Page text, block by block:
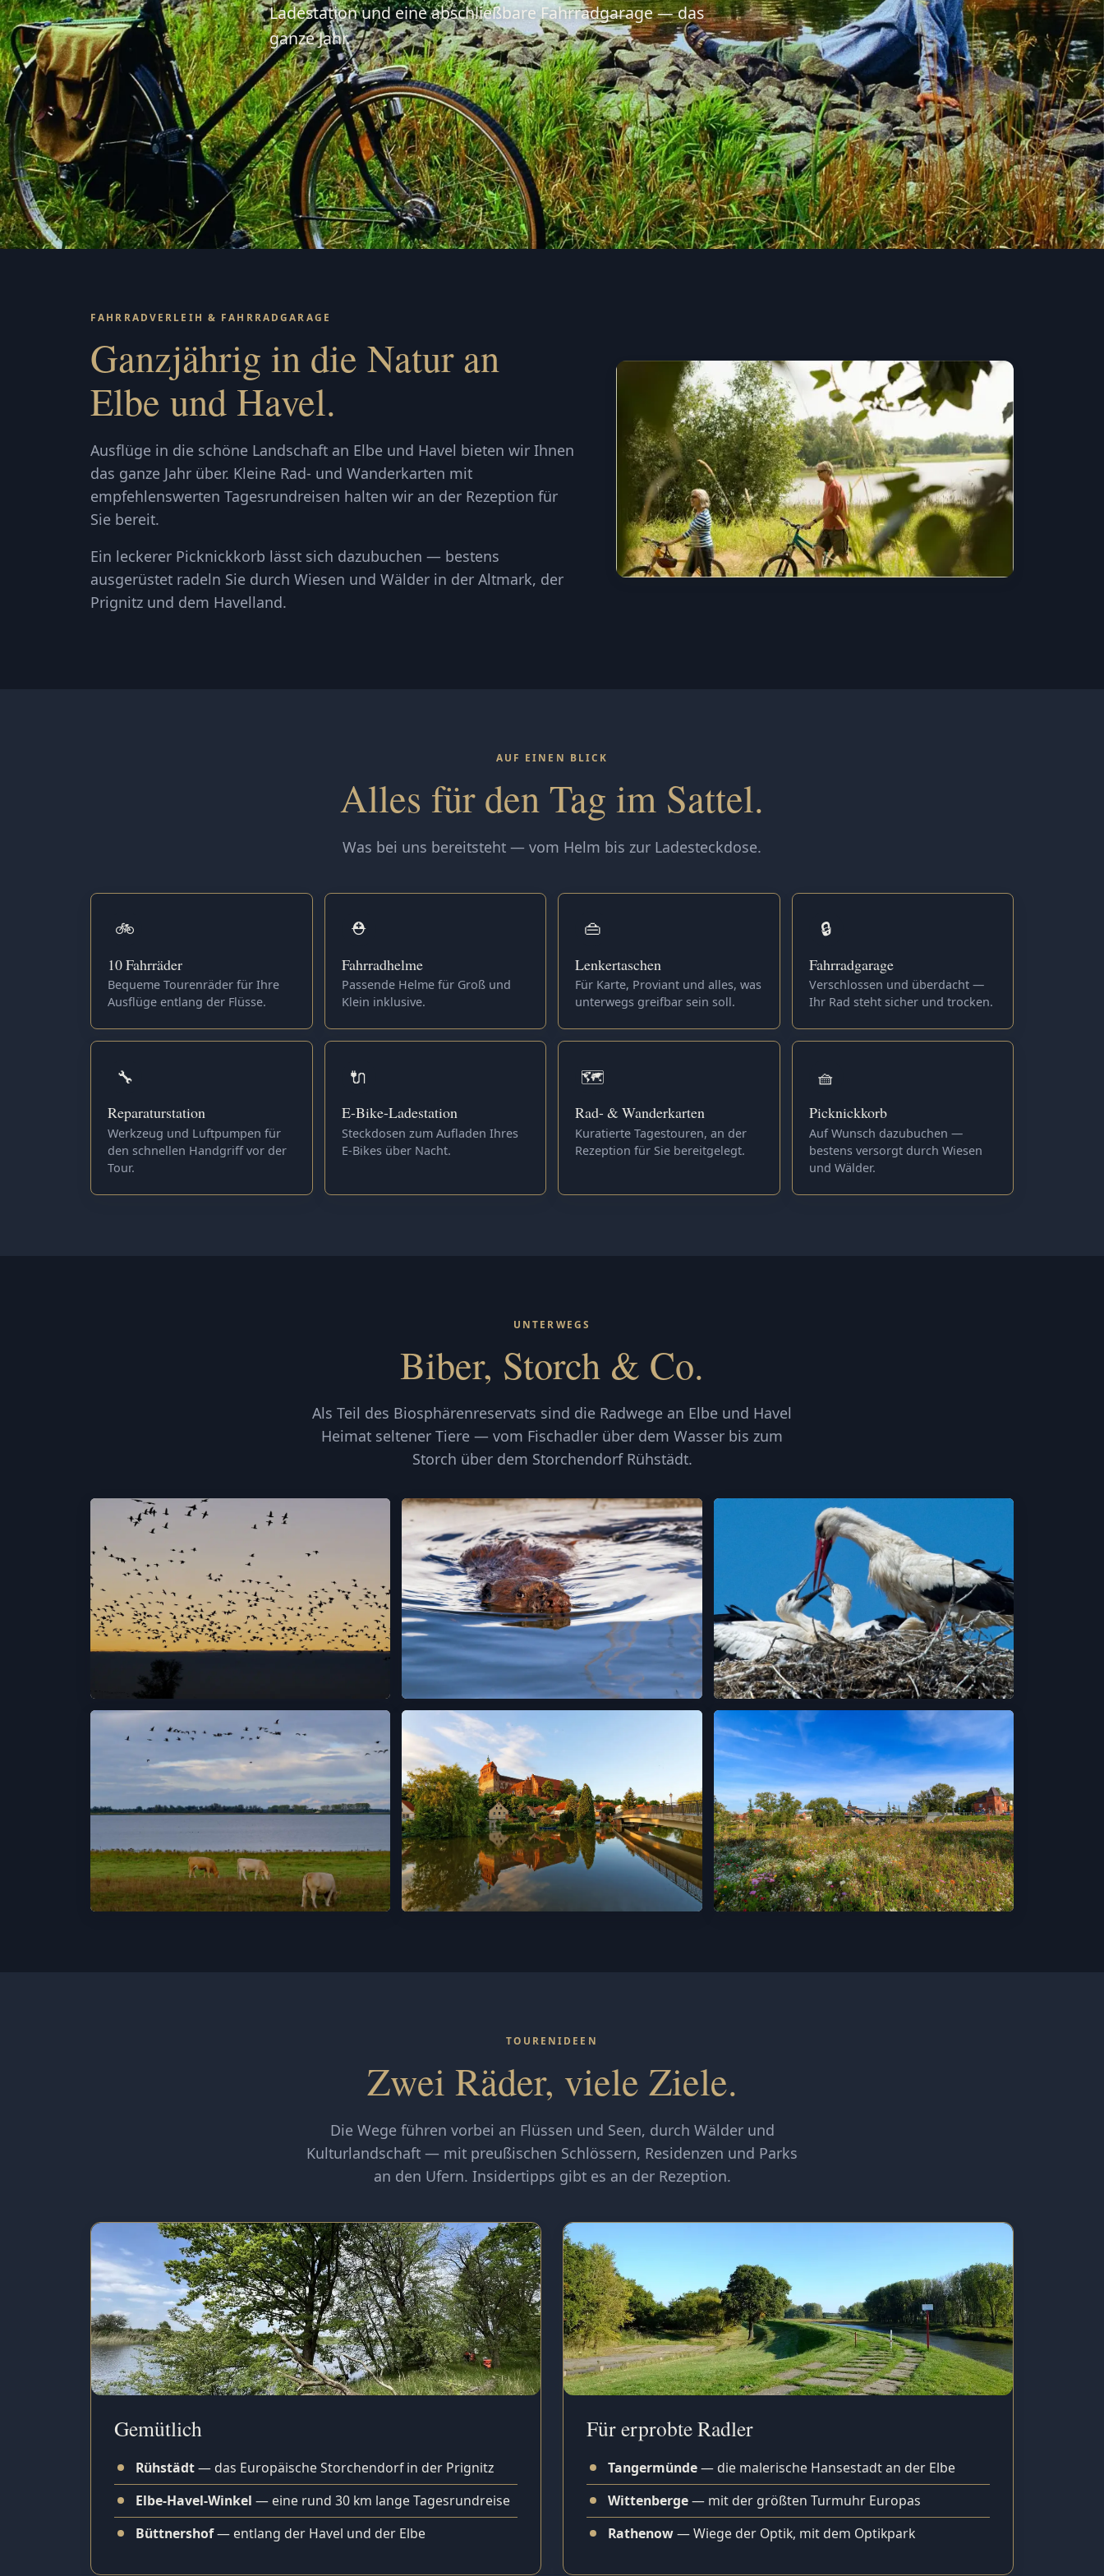
Ladestation und eine abschließbare Fahrradgarage — das
ganze Jahr.
FAHRRADVERLEIH & FAHRRADGARAGE
Ganzjährig in die Natur an
Elbe und Havel.
Ausflüge in die schöne Landschaft an Elbe und Havel bieten wir Ihnen
das ganze Jahr über. Kleine Rad- und Wanderkarten mit
empfehlenswerten Tagesrundreisen halten wir an der Rezeption für
Sie bereit.
Ein leckerer Picknickkorb lässt sich dazubuchen — bestens
ausgerüstet radeln Sie durch Wiesen und Wälder in der Altmark, der
Prignitz und dem Havelland.
AUF EINEN BLICK
Alles für den Tag im Sattel.
Was bei uns bereitsteht — vom Helm bis zur Ladesteckdose.
🚲
10 Fahrräder
Bequeme Tourenräder für Ihre
Ausflüge entlang der Flüsse.
⛑️
Fahrradhelme
Passende Helme für Groß und
Klein inklusive.
👜
Lenkertaschen
Für Karte, Proviant und alles, was
unterwegs greifbar sein soll.
🔒
Fahrradgarage
Verschlossen und überdacht —
Ihr Rad steht sicher und trocken.
🔧
Reparaturstation
Werkzeug und Luftpumpen für
den schnellen Handgriff vor der
Tour.
🔌
E-Bike-Ladestation
Steckdosen zum Aufladen Ihres
E-Bikes über Nacht.
🗺️
Rad- & Wanderkarten
Kuratierte Tagestouren, an der
Rezeption für Sie bereitgelegt.
🧺
Picknickkorb
Auf Wunsch dazubuchen —
bestens versorgt durch Wiesen
und Wälder.
UNTERWEGS
Biber, Storch & Co.
Als Teil des Biosphärenreservats sind die Radwege an Elbe und Havel
Heimat seltener Tiere — vom Fischadler über dem Wasser bis zum
Storch über dem Storchendorf Rühstädt.
TOURENIDEEN
Zwei Räder, viele Ziele.
Die Wege führen vorbei an Flüssen und Seen, durch Wälder und
Kulturlandschaft — mit preußischen Schlössern, Residenzen und Parks
an den Ufern. Insidertipps gibt es an der Rezeption.
Gemütlich
Rühstädt— das Europäische Storchendorf in der Prignitz
Elbe-Havel-Winkel — eine rund 30 km lange Tagesrundreise
Büttnershof— entlang der Havel und der Elbe
Für erprobte Radler
Tangermünde— die malerische Hansestadt an der Elbe
Wittenberge— mit der größten Turmuhr Europas
Rathenow— Wiege der Optik, mit dem Optikpark